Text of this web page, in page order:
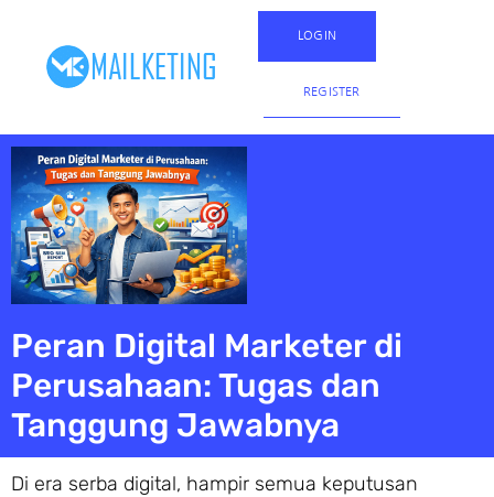
LOGIN
REGISTER
Peran Digital Marketer di
Perusahaan: Tugas dan
Tanggung Jawabnya
Di era serba digital, hampir semua keputusan